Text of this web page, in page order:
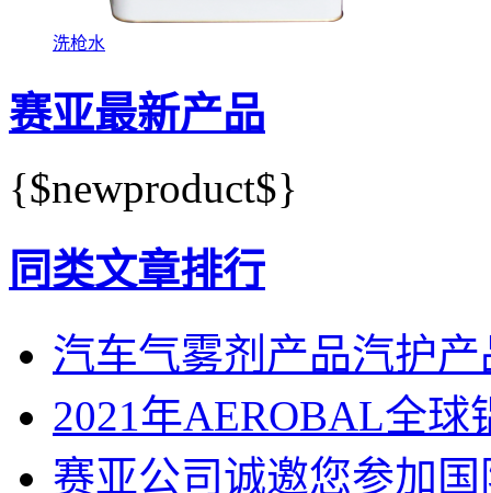
洗枪水
赛亚最新产品
{$newproduct$}
同类文章排行
汽车气雾剂产品汽护
2021年AEROBAL全
赛亚公司诚邀您参加